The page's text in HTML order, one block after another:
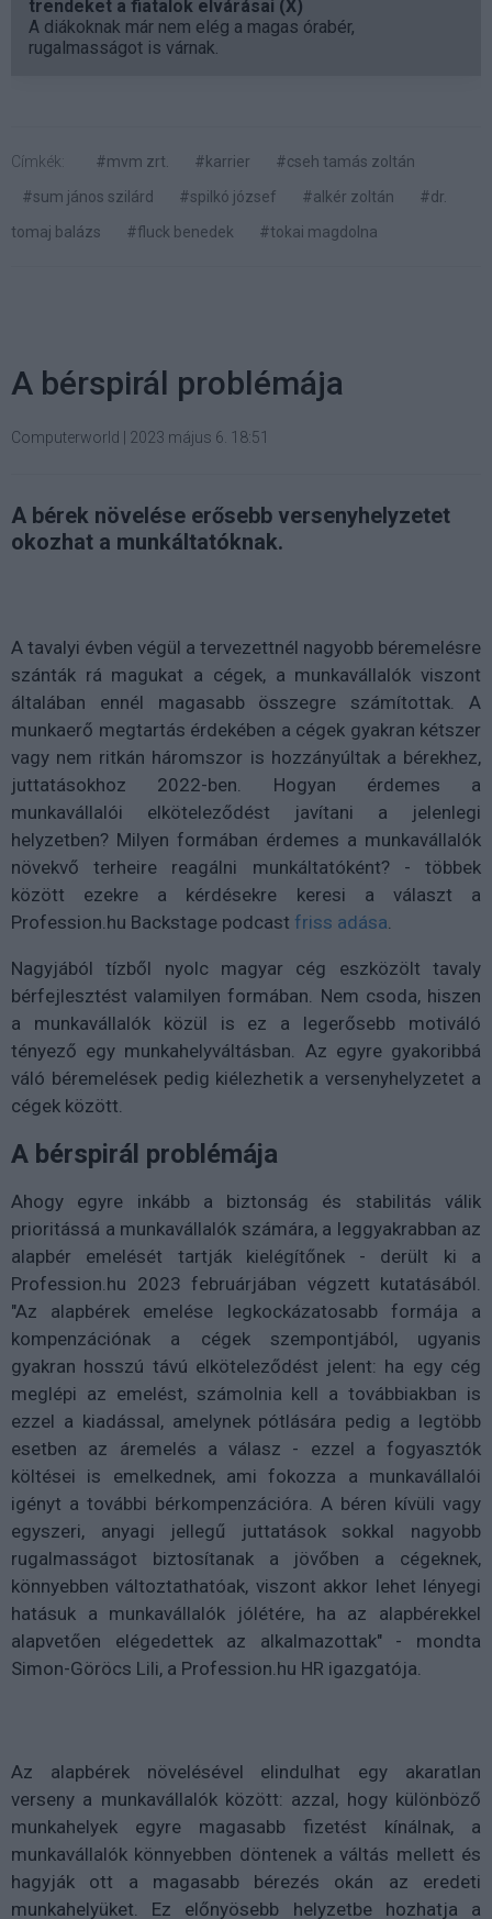
trendeket a fiatalok elvárásai (X)
A diákoknak már nem elég a magas órabér,
rugalmasságot is várnak.
Címkék: #mvm zrt. #karrier
#cseh tamás zoltán
#sum jános szilárd
#spilkó józsef #alkér zoltán
#dr.
tomaj balázs
#fluck benedek #tokai magdolna
A bérspirál problémája
Computerworld | 2023 május 6. 18:51
A bérek növelése erősebb versenyhelyzetet
okozhat a munkáltatóknak.
A tavalyi évben végül a tervezettnél nagyobb béremelésre
szánták rá magukat a cégek, a munkavállalók viszont
általában ennél magasabb összegre számítottak. A
munkaerő megtartás érdekében a cégek gyakran kétszer
vagy nem ritkán háromszor is hozzányúltak a bérekhez,
juttatásokhoz 2022-ben. Hogyan érdemes a
munkavállalói elköteleződést javítani a jelenlegi
helyzetben? Milyen formában érdemes a munkavállalók
növekvő terheire reagálni munkáltatóként? - többek
között ezekre a kérdésekre keresi a választ a
Profession.hu Backstage podcast friss adása
Nagyjából tízből nyolc magyar cég eszközölt tavaly
bérfejlesztést valamilyen formában. Nem csoda, hiszen
a munkavállalók közül is ez a legerősebb motiváló
tényező egy munkahelyváltásban. Az egyre gyakoribbá
váló béremelések pedig kiélezhetik a versenyhelyzetet a
cégek között.
A bérspirál problémája
Ahogy egyre inkább a biztonság és stabilitás válik
prioritássá a munkavállalók számára, a leggyakrabban az
alapbér emelését tartják kielégítőnek - derült ki a
Profession.hu 2023 februárjában végzett kutatásából.
"Az alapbérek emelése legkockázatosabb formája a
kompenzációnak a cégek szempontjából, ugyanis
gyakran hosszú távú elköteleződést jelent: ha egy cég
meglépi az emelést, számolnia kell a továbbiakban is
ezzel a kiadással, amelynek pótlására pedig a legtöbb
esetben az áremelés a válasz - ezzel a fogyasztók
költései is emelkednek, ami fokozza a munkavállalói
igényt a további bérkompenzációra. A béren kívüli vagy
egyszeri, anyagi jellegű juttatások sokkal nagyobb
rugalmasságot biztosítanak a jövőben a cégeknek,
könnyebben változtathatóak, viszont akkor lehet lényegi
hatásuk a munkavállalók jólétére, ha az alapbérekkel
alapvetően elégedettek az alkalmazottak" - mondta
Simon-Göröcs Lili, a Profession.hu HR igazgatója.
Az alapbérek növelésével elindulhat egy akaratlan
verseny a munkavállalók között: azzal, hogy különböző
munkahelyek egyre magasabb fizetést kínálnak, a
munkavállalók könnyebben döntenek a váltás mellett és
hagyják ott a magasabb bérezés okán az eredeti
munkahelyüket. Ez előnyösebb helyzetbe hozhatja a